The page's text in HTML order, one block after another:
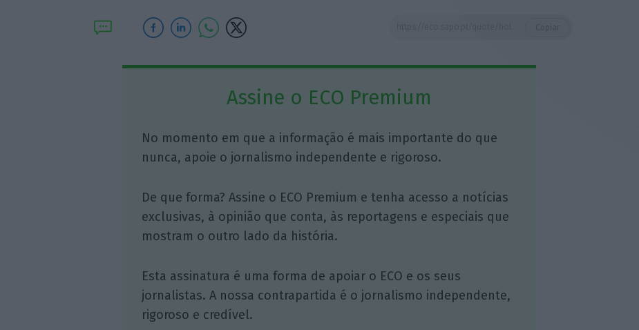
Assine o ECO Premium
No momento em que a informação é mais importante do que
nunca, apoie o jornalismo independente e rigoroso.
De que forma? Assine o ECO Premium e tenha acesso a notícias
exclusivas, à opinião que conta, às reportagens e especiais que
mostram o outro lado da história.
Esta assinatura é uma forma de apoiar o ECO e os seus
jornalistas. A nossa contrapartida é o jornalismo independente,
rigoroso e credível.